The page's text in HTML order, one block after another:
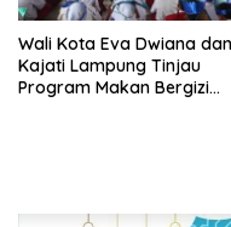
Wali Kota Eva Dwiana dan
Kajati Lampung Tinjau
Program Makan Bergizi